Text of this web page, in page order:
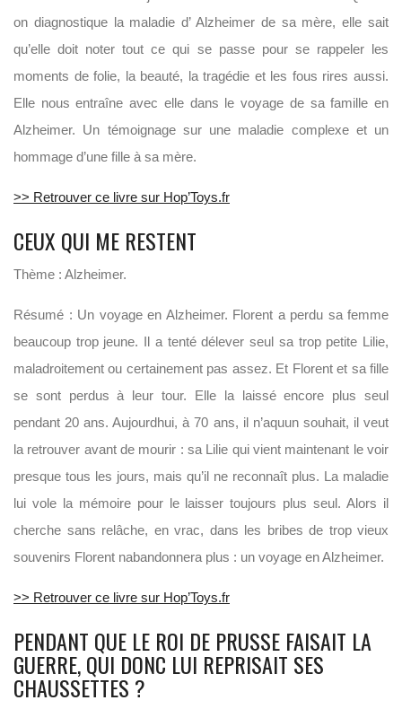
on diagnostique la maladie d’ Alzheimer de sa mère, elle sait
qu’elle doit noter tout ce qui se passe pour se rappeler les
moments de folie, la beauté, la tragédie et les fous rires aussi.
Elle nous entraîne avec elle dans le voyage de sa famille en
Alzheimer. Un témoignage sur une maladie complexe et un
hommage d’une fille à sa mère.
>> Retrouver ce livre sur Hop’Toys.fr
CEUX QUI ME RESTENT
Thème : Alzheimer.
Résumé : Un voyage en Alzheimer. Florent a perdu sa femme
beaucoup trop jeune. Il a tenté délever seul sa trop petite Lilie,
maladroitement ou certainement pas assez. Et Florent et sa fille
se sont perdus à leur tour. Elle la laissé encore plus seul
pendant 20 ans. Aujourdhui, à 70 ans, il n’aquun souhait, il veut
la retrouver avant de mourir : sa Lilie qui vient maintenant le voir
presque tous les jours, mais qu’il ne reconnaît plus. La maladie
lui vole la mémoire pour le laisser toujours plus seul. Alors il
cherche sans relâche, en vrac, dans les bribes de trop vieux
souvenirs Florent nabandonnera plus : un voyage en Alzheimer.
>> Retrouver ce livre sur Hop’Toys.fr
PENDANT QUE LE ROI DE PRUSSE FAISAIT LA
GUERRE, QUI DONC LUI REPRISAIT SES
CHAUSSETTES ?